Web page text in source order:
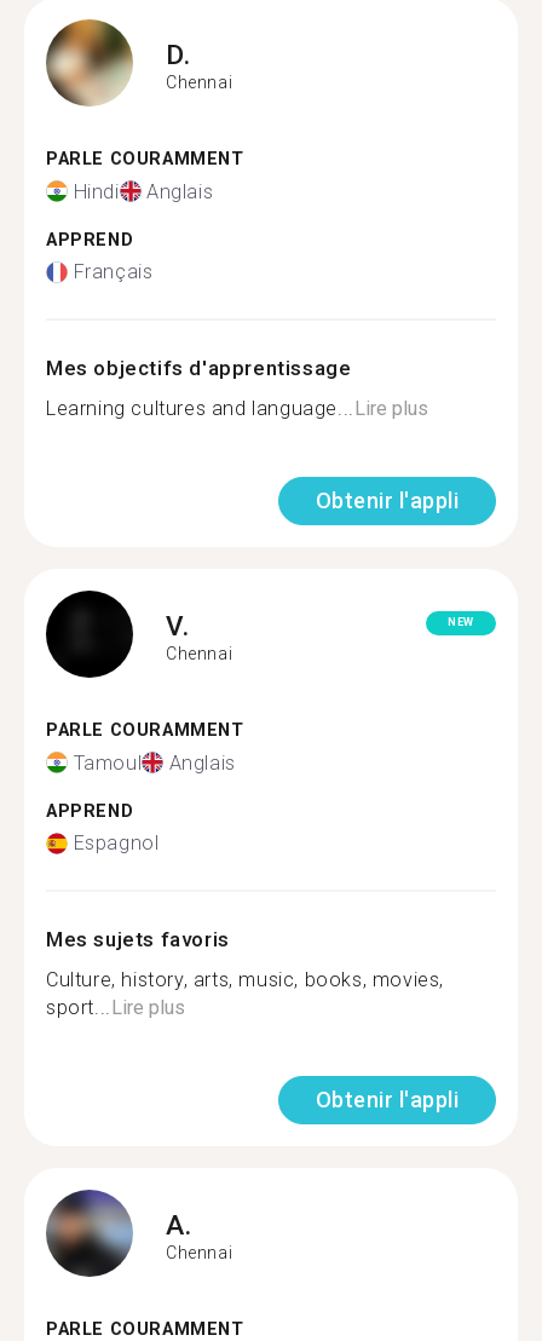
D.
Chennai
PARLE COURAMMENT
Hindi Anglais
APPREND
Français
Mes objectifs d'apprentissage
Learning cultures and language...Lire plus
Obtenir l'appli
V.
Chennai
NEW
PARLE COURAMMENT
Tamoul Anglais
APPREND
Espagnol
Mes sujets favoris
Culture, history, arts, music, books, movies,
sport...Lire plus
Obtenir l'appli
A.
Chennai
PARLE COURAMMENT